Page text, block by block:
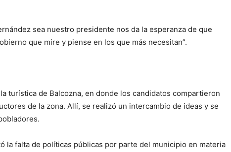
sea nuestro presidente nos da la esperanza de que
que mire y piense en los que más necesitan”.
turística de Balcozna, en donde los candidatos compartieron
de la zona. Allí, se realizó un intercambio de ideas y se
la falta de políticas públicas por parte del municipio en materia